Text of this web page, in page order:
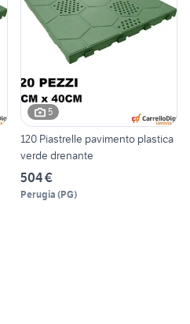
5
120 Piastrelle pavimento plastica
verde drenante
504 €
Perugia (PG)